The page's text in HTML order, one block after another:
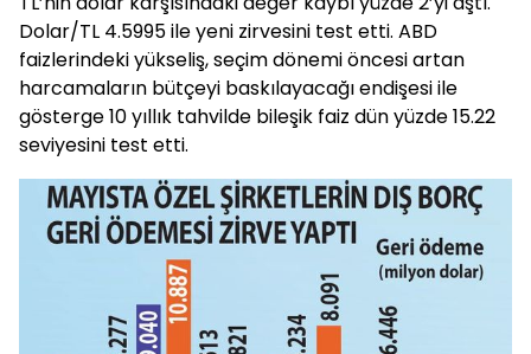
Dolar/TL 4.5995 ile yeni zirvesini test etti. ABD
faizlerindeki yükseliş, seçim dönemi öncesi artan
harcamaların bütçeyi baskılayacağı endişesi ile
gösterge 10 yıllık tahvilde bileşik faiz dün yüzde 15.22
seviyesini test etti.